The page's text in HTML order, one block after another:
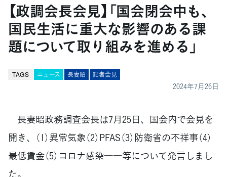
【政調会長会見】「国会閉会中も、
国民生活に重大な影響のある課
題について取り組みを進める」
TAGS ニュース 長妻昭 記者会見
2024年7月26日
長妻昭政務調査会長は7月25日、国会内で会見を
開き、（1）異常気象（2）PFAS（3）防衛省の不祥事（4）
最低賃金（5）コロナ感染――等について発言しまし
た。